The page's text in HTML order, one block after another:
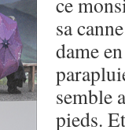
sa
dame
semble
pieds.